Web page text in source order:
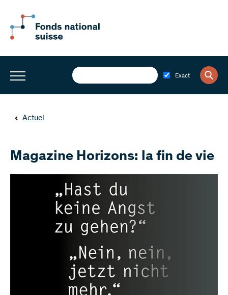
Exact
Actuel
Magazine Horizons: la fin de vie